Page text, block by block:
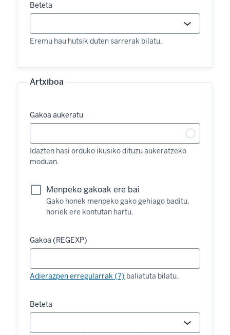
Beteta
Eremu hau hutsik duten sarrerak bilatu.
Artxiboa
Gakoa aukeratu
Idazten hasi orduko ikusiko dituzu aukeratzeko
moduan.
Menpeko gakoak ere bai
Gako honek menpeko gako gehiago baditu,
horiek ere kontutan hartu.
Gakoa (REGEXP)
Adierazpen erregularrak (?) baliatuta bilatu.
Beteta